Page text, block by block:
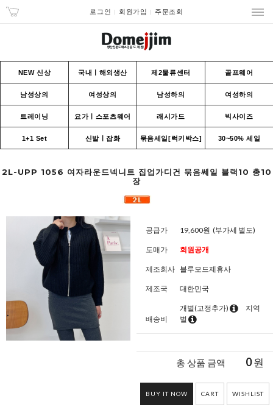
로그인 회원가입 주문조회
NEW 신상 국내ㅣ해외생산 제2물류센터 골프웨어
남성상의 여성상의 남성하의 여성하의
트레이닝 요가ㅣ스포츠웨어 래시가드 빅사이즈
1+1 Set 신발ㅣ잡화 묶음세일[럭키박스] 30~50% 세일
2L-UPP 1056 여자라운드넥니트 집업가디건 묶음쎄일 블랙10 총10
장
공급가 19,600원 (부가세 별도)
도매가 회원공개
제조회사 블루모드제휴사
제조국 대한민국
배송비
개별(고정추가)
지역
별
총 상품 금액 0원
BUY IT NOW CART WISHLIST